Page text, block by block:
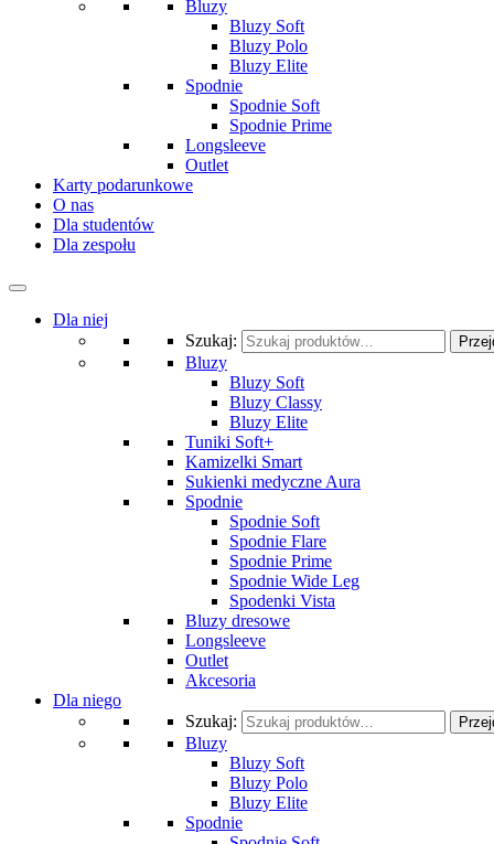
Bluzy
Bluzy Soft
Bluzy Polo
Bluzy Elite
Spodnie
Spodnie Soft
Spodnie Prime
Longsleeve
Outlet
Karty podarunkowe
O nas
Dla studentów
Dla zespołu
Dla niej
Szukaj:
Bluzy
Bluzy Soft
Bluzy Classy
Bluzy Elite
Tuniki Soft+
Kamizelki Smart
Sukienki medyczne Aura
Spodnie
Spodnie Soft
Spodnie Flare
Spodnie Prime
Spodnie Wide Leg
Spodenki Vista
Bluzy dresowe
Longsleeve
Outlet
Akcesoria
Dla niego
Szukaj:
Bluzy
Bluzy Soft
Bluzy Polo
Bluzy Elite
Spodnie